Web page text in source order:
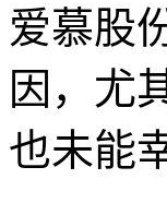
爱慕股
因，尤
也未能